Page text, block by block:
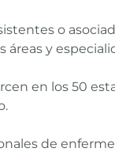
o
y
en los 50
de